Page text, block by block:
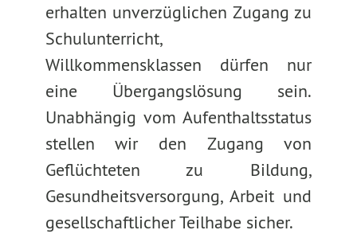
erhalten unverzüglichen Zugang zu
Schulunterricht,
Willkommensklassen dürfen nur
eine Übergangslösung sein.
Unabhängig vom Aufenthaltsstatus
stellen wir den Zugang von
Geflüchteten zu Bildung,
Gesundheitsversorgung, Arbeit und
gesellschaftlicher Teilhabe sicher.